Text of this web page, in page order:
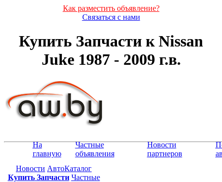
Как разместить объявление?
Связаться с нами
Купить Запчасти к Nissan
Juke 1987 - 2009 г.в.
На
главную
Частные
объявления
Новости
партнеров
Новости АвтоКаталог
Купить Запчасти Частные